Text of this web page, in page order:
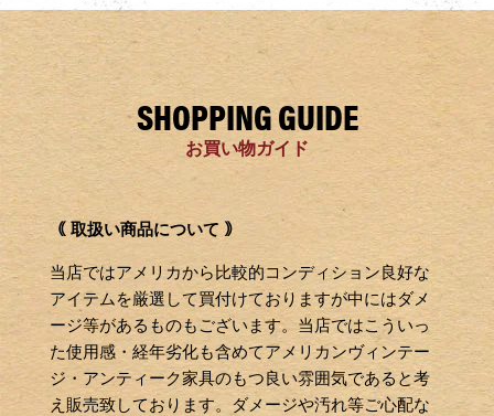
SHOPPING GUIDE
お買い物ガイド
｟ 取扱い商品について ｠
当店ではアメリカから比較的コンディション良好な
アイテムを厳選して買付けておりますが中にはダメ
ージ等があるものもございます。当店ではこういっ
た使用感・経年劣化も含めてアメリカンヴィンテー
ジ・アンティーク家具のもつ良い雰囲気であると考
え販売致しております。ダメージや汚れ等ご心配な